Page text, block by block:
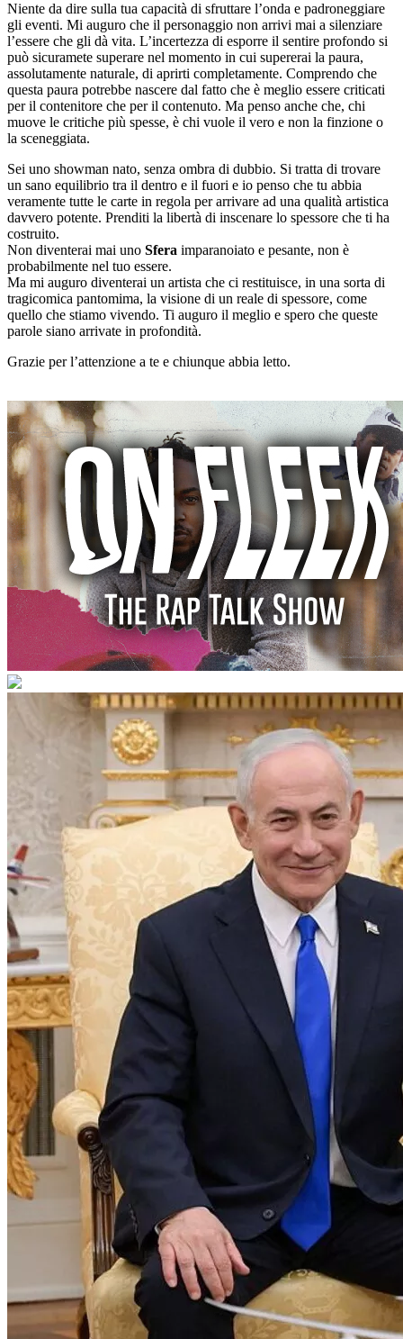
Niente da dire sulla tua capacità di sfruttare l’onda e padroneggiare
gli eventi. Mi auguro che il personaggio non arrivi mai a silenziare
l’essere che gli dà vita. L’incertezza di esporre il sentire profondo si
può sicuramete superare nel momento in cui supererai la paura,
assolutamente naturale, di aprirti completamente. Comprendo che
questa paura potrebbe nascere dal fatto che è meglio essere criticati
per il contenitore che per il contenuto. Ma penso anche che, chi
muove le critiche più spesse, è chi vuole il vero e non la finzione o
la sceneggiata.
Sei uno showman nato, senza ombra di dubbio. Si tratta di trovare
un sano equilibrio tra il dentro e il fuori e io penso che tu abbia
veramente tutte le carte in regola per arrivare ad una qualità artistica
davvero potente. Prenditi la libertà di inscenare lo spessore che ti ha
costruito.
Non diventerai mai uno Sfera imparanoiato e pesante, non è
probabilmente nel tuo essere.
Ma mi auguro diventerai un artista che ci restituisce, in una sorta di
tragicomica pantomima, la visione di un reale di spessore, come
quello che stiamo vivendo. Ti auguro il meglio e spero che queste
parole siano arrivate in profondità.
Grazie per l’attenzione a te e chiunque abbia letto.